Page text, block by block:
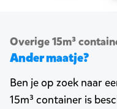
Overige 15m³
Ander maatje?
Ben je op zoek naar
15m³ container is